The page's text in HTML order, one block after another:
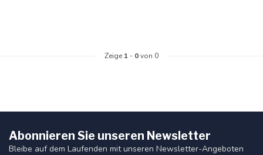
Zeige 1 - 0von 0
Abonnieren Sie unseren Newsletter
Bleibe auf dem Laufenden mit unseren Newsletter-Angeboten